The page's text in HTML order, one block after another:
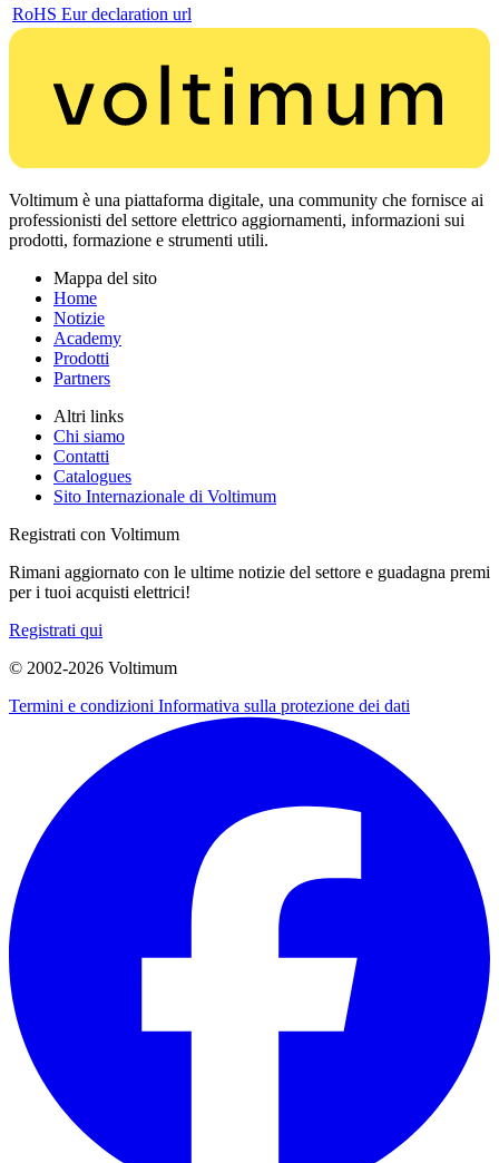
RoHS Eur declaration url
Voltimum è una piattaforma digitale, una community che fornisce ai
professionisti del settore elettrico aggiornamenti, informazioni sui
prodotti, formazione e strumenti utili.
Mappa del sito
Home
Notizie
Academy
Prodotti
Partners
Altri links
Chi siamo
Contatti
Catalogues
Sito Internazionale di Voltimum
Registrati con Voltimum
Rimani aggiornato con le ultime notizie del settore e guadagna premi
per i tuoi acquisti elettrici!
Registrati qui
© 2002-2026 Voltimum
Termini e condizioni Informativa sulla protezione dei dati